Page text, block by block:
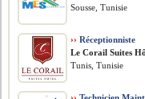
Sousse, Tunisie
›› Réceptionniste
Le Corail Suites
Tunis, Tunisie